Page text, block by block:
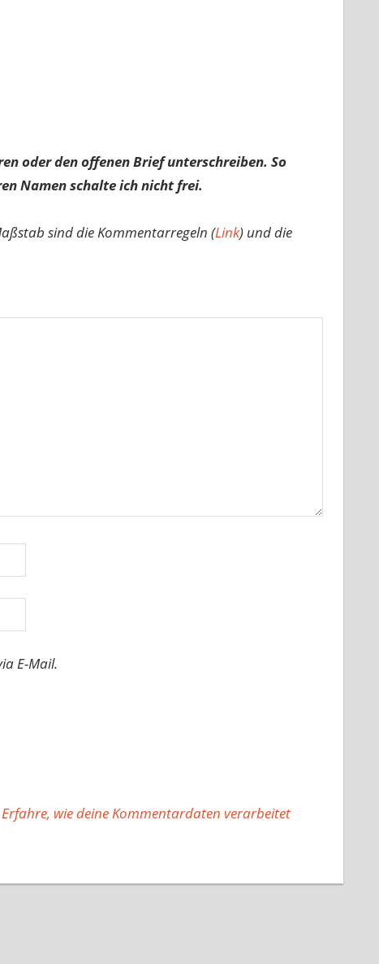
oder den offenen Brief unterschreiben. So
Namen schalte ich nicht frei.
sind die Kommentarregeln (Link) und die
E-Mail.
Erfahre, wie deine Kommentardaten verarbeitet